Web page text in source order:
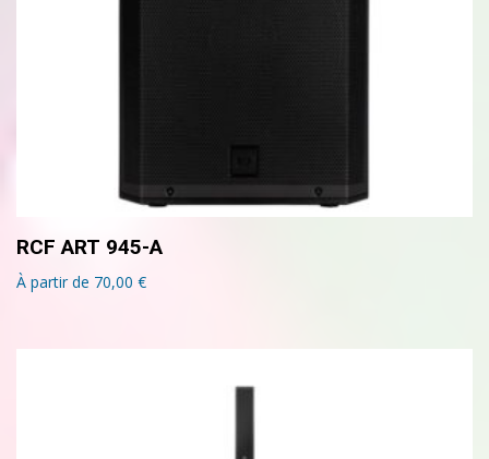
RCF ART 945-A
À partir de 70,00 €